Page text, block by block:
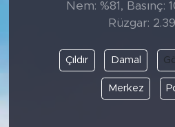
Nem: %81, Basınç:
Rüzgar:
Çıldır Damal
Merkez